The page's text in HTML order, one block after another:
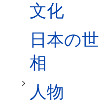
文化
日本の世
相
人物
人物サブセクションを切り替えます